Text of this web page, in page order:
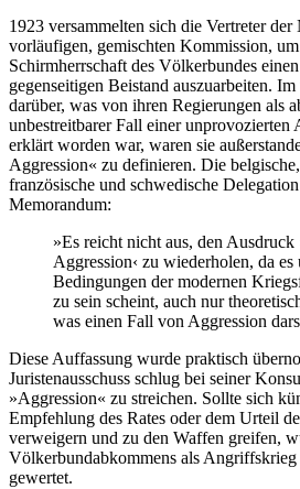
1923 versammelten sich die Vertreter
vorläufigen, gemischten Kommission,
Schirmherrschaft des Völkerbundes
gegenseitigen Beistand auszuarbeiten.
darüber, was von ihren Regierungen als
unbestreitbarer Fall einer unprovozierten
erklärt worden war, waren sie
Aggression« zu definieren. Die
französische und schwedische
Memorandum:
»Es reicht nicht aus, den Ausdruck
Aggression‹ zu wiederholen, da es
Bedingungen der modernen
zu sein scheint, auch nur
was einen Fall von Aggression
Diese Auffassung wurde praktisch
Juristenausschuss schlug bei seiner
»Aggression« zu streichen. Sollte sich
Empfehlung des Rates oder dem Urteil
verweigern und zu den Waffen greifen,
Völkerbundabkommens als
gewertet.